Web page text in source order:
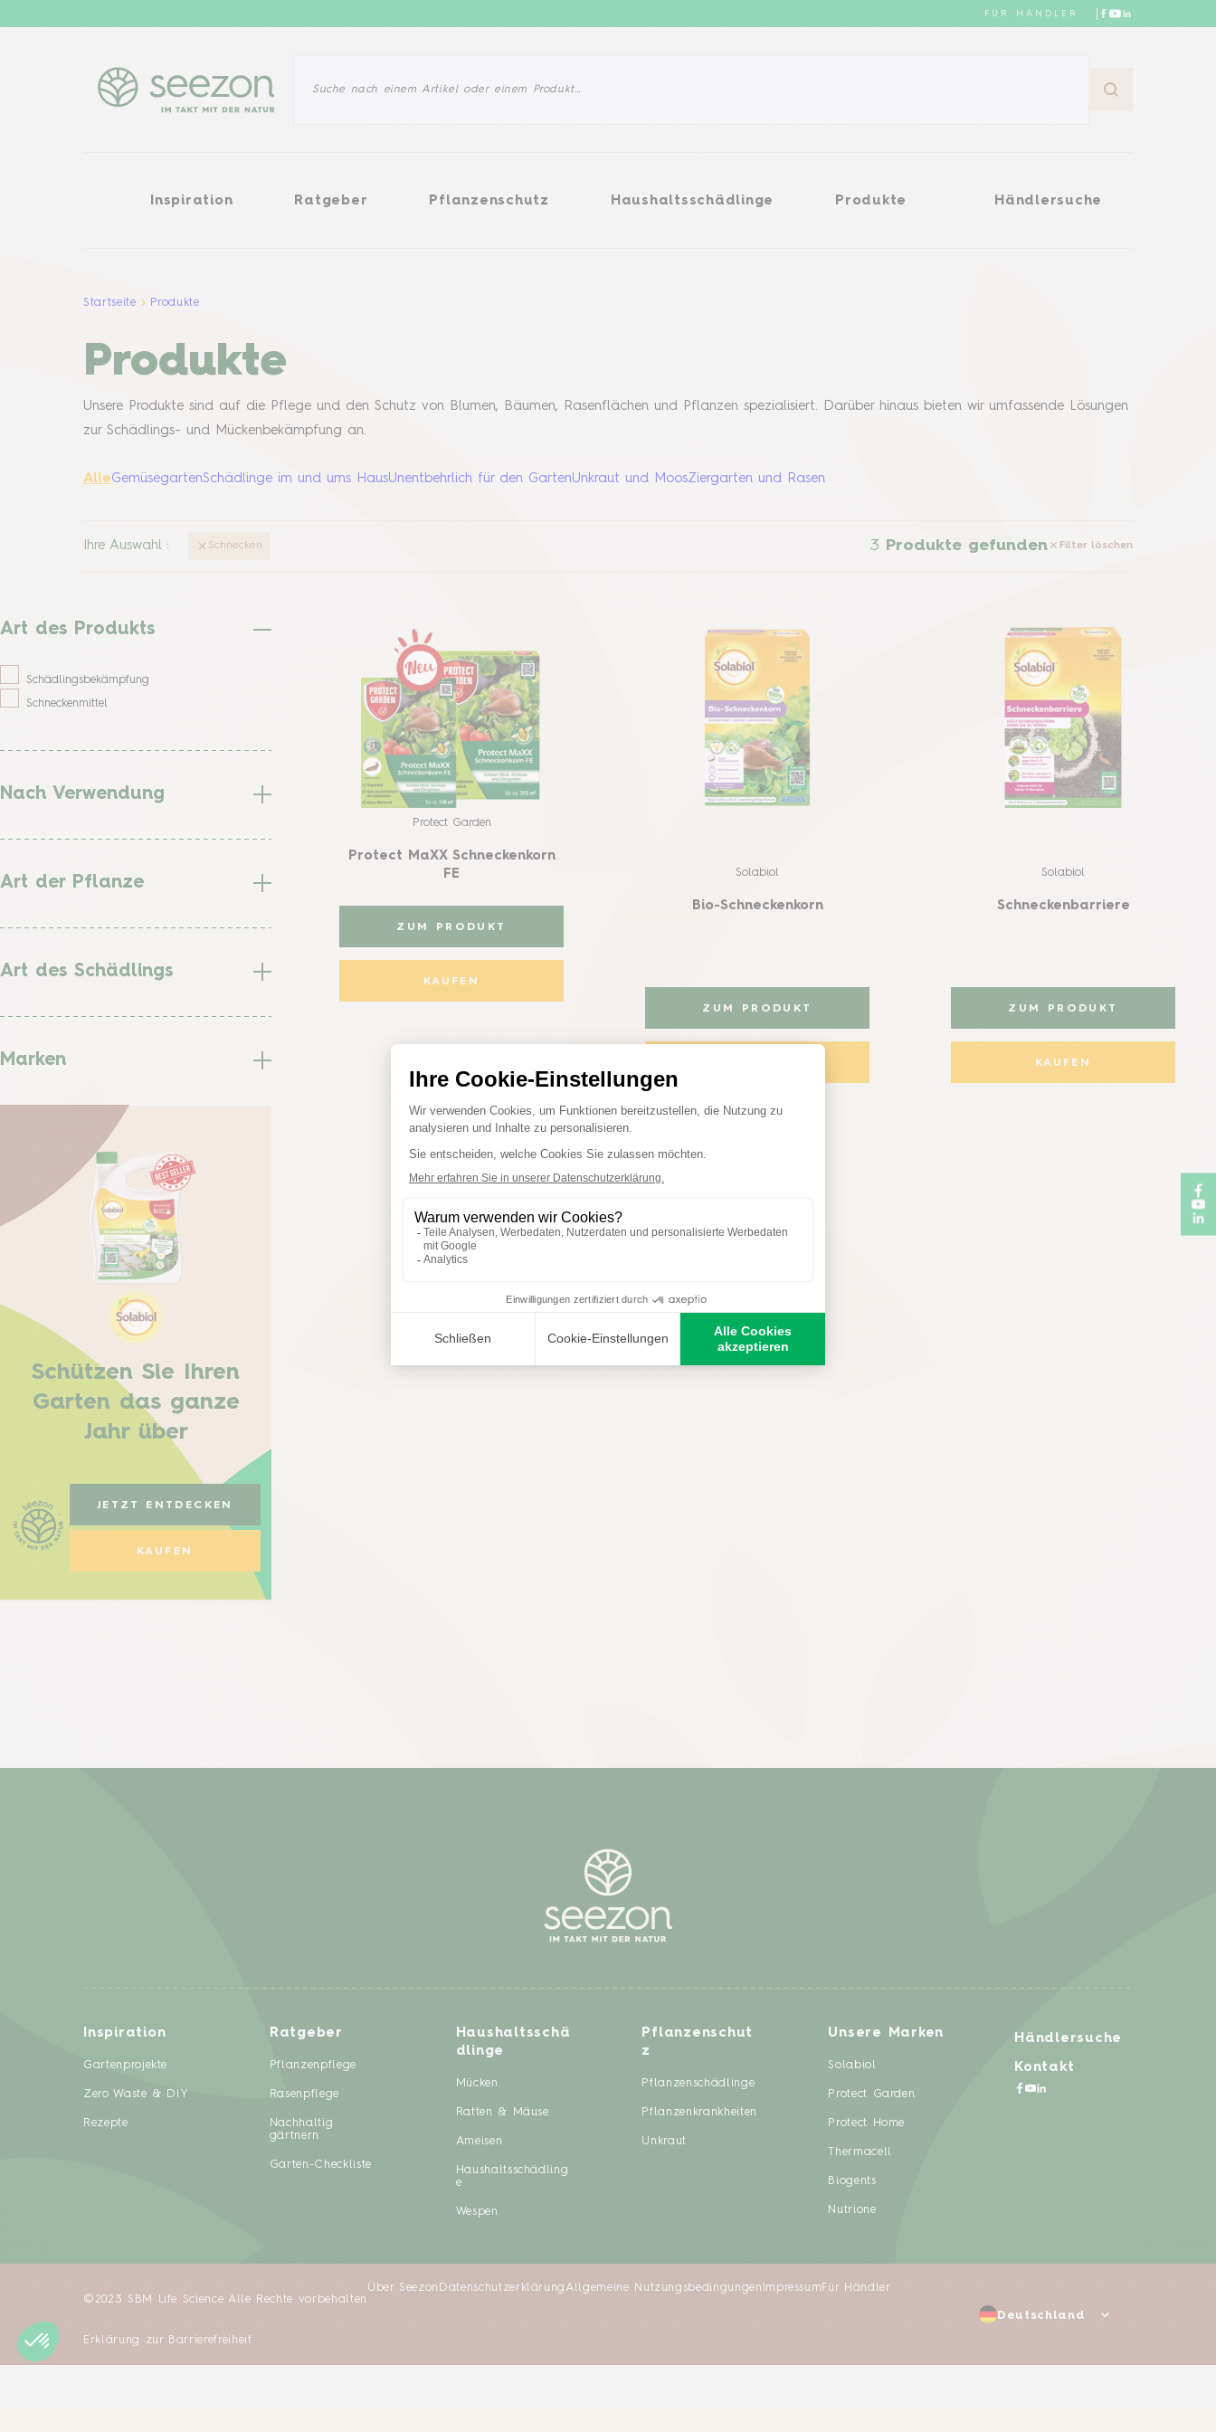
FÜR HÄNDLER
Inspiration Ratgeber Pflanzenschutz Haushaltsschädlinge Produkte Händlersuche
InspirationRatgeberPflanzenschutzHaushaltsschädlingeProdukte Händlersuche
Startseite Produkte
Produkte
Unsere Produkte sind auf die Pflege und den Schutz von Blumen, Bäumen, Rasenflächen und Pflanzen spezialisiert. Darüber hinaus bieten wir umfassende Lösungen
zur Schädlings- und Mückenbekämpfung an.
AlleGemüsegartenSchädlinge im und ums HausUnentbehrlich für den GartenUnkraut und MoosZiergarten und Rasen
Ihre Auswahl: Schnecken 3 Produkte gefunden Filter löschen
Art des Produkts
Schädlingsbekämpfung
Schneckenmittel
Nach Verwendung
Art der Pflanze
Art des Schädlings
Marken
Schützen Sie Ihren
Garten das ganze
Jahr über
JETZT ENTDECKEN
KAUFEN
Protect Garden
Protect MaXX Schneckenkorn
FE
ZUM PRODUKT
KAUFEN
Solabiol
Bio-Schneckenkorn
ZUM PRODUKT
Solabiol
Schneckenbarriere
ZUM PRODUKT
KAUFEN
Inspiration
Gartenprojekte
Zero Waste & DIY
Rezepte
Ratgeber
Pflanzenpflege
Rasenpflege
Nachhaltig
gärtnern
Garten-Checkliste
Haushaltsschä
dlinge
Mücken
Ratten & Mäuse
Ameisen
Haushaltsschädling
e
Wespen
Pflanzenschut
z
Pflanzenschädlinge
Pflanzenkrankheiten
Unkraut
Unsere Marken
Solabiol
Protect Garden
Protect Home
Thermacell
Biogents
Nutrione
Händlersuche
Kontakt
©2023 SBM Life Science Alle Rechte vorbehalten
Über Seezon Datenschutzerklärung Allgemeine Nutzungsbedingungen ImpressumFür Händler
Erklärung zur Barrierefreiheit
Deutschland